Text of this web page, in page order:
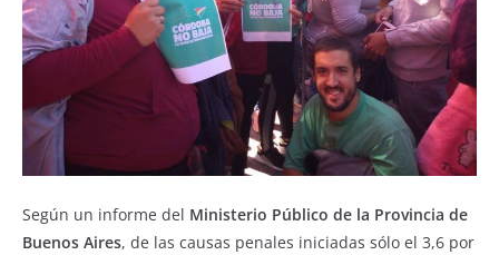
Según un informe del Ministerio Público de la Provincia de
Buenos Aires, de las causas penales iniciadas sólo el 3,6 por